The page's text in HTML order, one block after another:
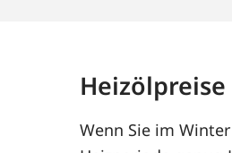
Wenn Sie im